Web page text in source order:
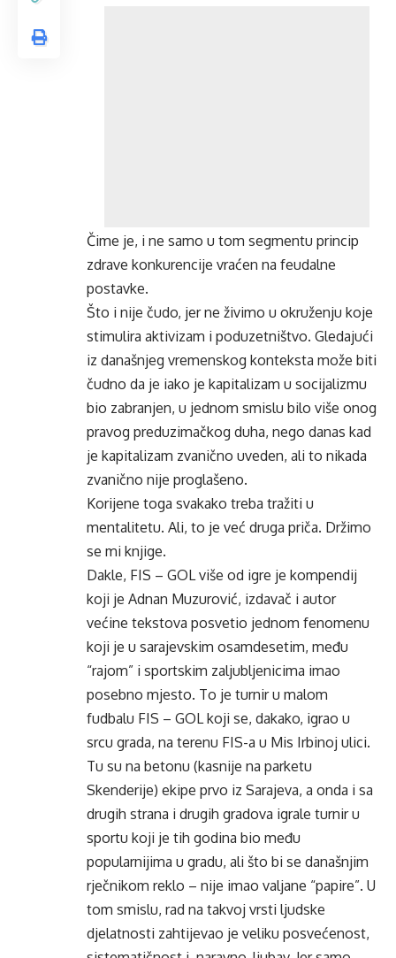
Čime je, i ne samo u tom segmentu princip
zdrave konkurencije vraćen na feudalne
postavke.
Što i nije čudo, jer ne živimo u okruženju koje
stimulira aktivizam i poduzetništvo. Gledajući
iz današnjeg vremenskog konteksta može biti
čudno da je iako je kapitalizam u socijalizmu
bio zabranjen, u jednom smislu bilo više onog
pravog preduzimačkog duha, nego danas kad
je kapitalizam zvanično uveden, ali to nikada
zvanično nije proglašeno.
Korijene toga svakako treba tražiti u
mentalitetu. Ali, to je već druga priča. Držimo
se mi knjige.
Dakle, FIS – GOL više od igre je kompendij
koji je Adnan Muzurović, izdavač i autor
većine tekstova posvetio jednom fenomenu
koji je u sarajevskim osamdesetim, među
“rajom” i sportskim zaljubljenicima imao
posebno mjesto. To je turnir u malom
fudbalu FIS – GOL koji se, dakako, igrao u
srcu grada, na terenu FIS-a u Mis Irbinoj ulici.
Tu su na betonu (kasnije na parketu
Skenderije) ekipe prvo iz Sarajeva, a onda i sa
drugih strana i drugih gradova igrale turnir u
sportu koji je tih godina bio među
popularnijima u gradu, ali što bi se današnjim
rječnikom reklo – nije imao valjane “papire”. U
tom smislu, rad na takvoj vrsti ljudske
djelatnosti zahtijevao je veliku posvećenost,